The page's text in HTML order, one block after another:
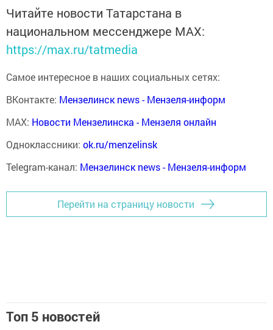
Читайте новости Татарстана в
национальном мессенджере MАХ:
https://max.ru/tatmedia
Самое интересное в наших социальных сетях:
ВКонтакте: Мензелинск news - Мензеля-информ
MAX: Новости Мензелинска - Мензеля онлайн
Одноклассники: ok.ru/menzelinsk
Telegram-канал: Мензелинск news - Мензеля-информ
Перейти на страницу новости
Топ 5 новостей